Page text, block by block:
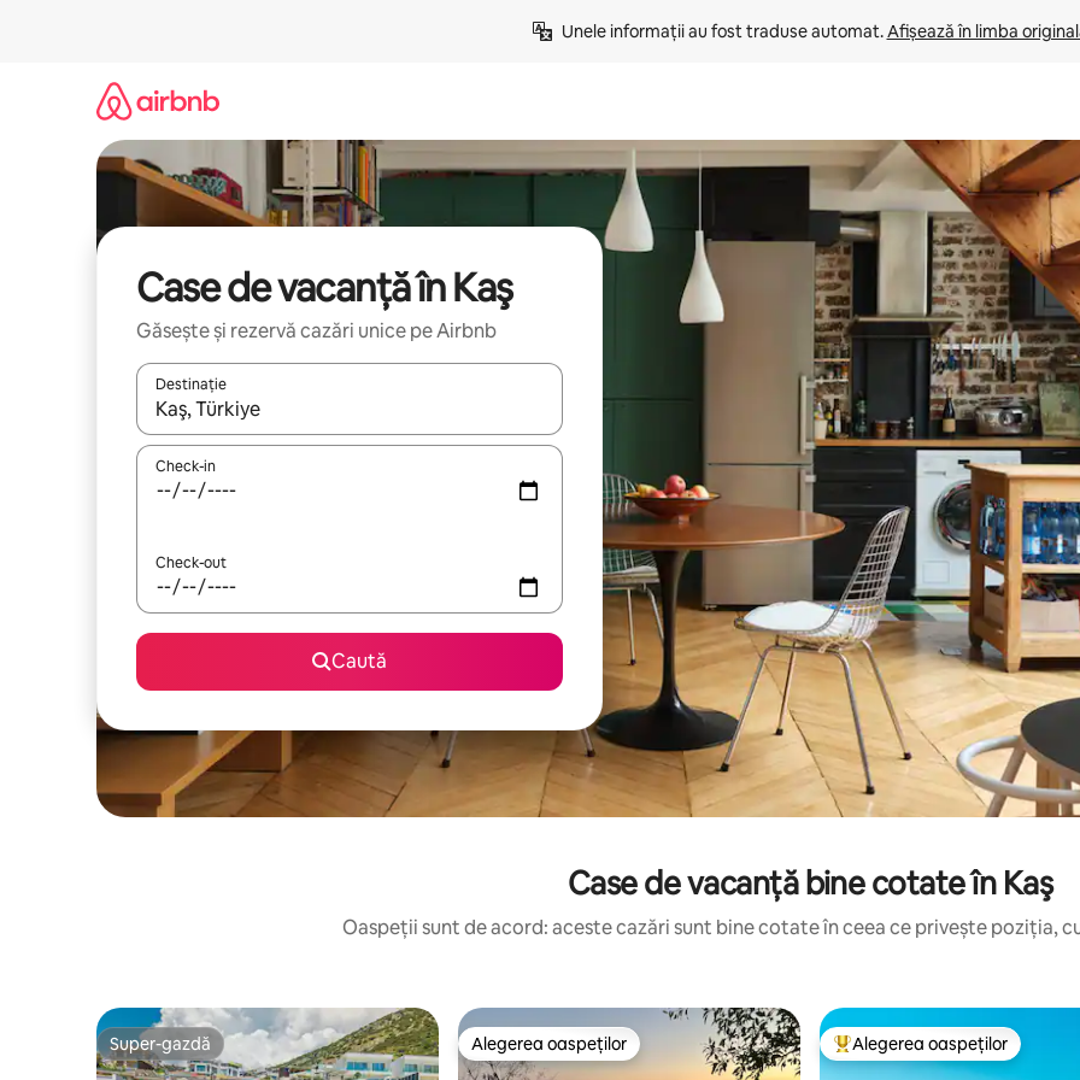
Unele informații au fost traduse automat. Afișează în limba
Case de vacanță în Kaş
Găsește și rezervă cazări unice pe Airbnb
Destinație
Când se încarcă rezultatele, navighează folosind tastele săgeată în sus și în jos sau prin gesturi de atingere ori glisare.
Check-in
Check-out
Caută
Case de vacanță bine cotate în Kaş
Oaspeții sunt de acord: aceste cazări sunt bine cotate în ceea ce privește poziția,
Super-gazdă
Super-gazdă Alegerea oaspeților
Alegerea oaspeților Locuință din topul categoriei
Alegerea oaspeților